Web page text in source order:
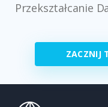
Przekształcanie
ZACZNIJ